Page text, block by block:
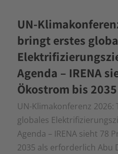
UN-
bringt erstes
Agenda – IRENA
Ökostrom bis
UN-Klimakonferenz
globales
Agenda – IRENA sieht 78
2035 als erforderlich Abu